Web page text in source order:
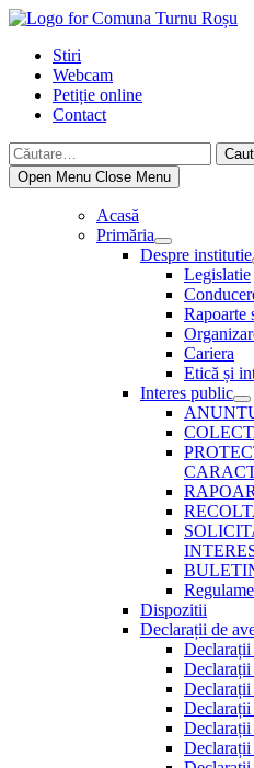
Skip
contentStiri
Webcam
Petiție online
Contact
Caută
după:
Open Menu Close Menu
Acasă
Primăria
Show
sub
menu
Despre institutie
Legislatie
Rapoarte
Cariera
Etică și
Interes public
Dispozitii
Declarații de
Declarații
Declarații
Declarații
Declarații
Declarații
Declarații